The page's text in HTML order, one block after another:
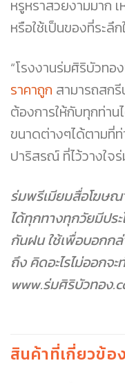
หรูหราสวยงามมาก
หรือใช้เป็นของที่ระ
“โรงงานร่มศิริบัวทอ
ราคาถูก สามารถสก
ต้องการให้กับทุกท่า
ขนาดต่างๆได้ตามที่
ปาริสรณ์ ที่ไว้วางใจ
ร่มพรีเมียมสื่อโฆษณ
ได้ทุกทางทุกวัยมีปร
กันฝน ใช้เพื่อบอกก
ถึง คิดอะไรไม่ออกจ
www.ร่มศิริบัวทอง
สินค้าที่เกี่ยวข้อง